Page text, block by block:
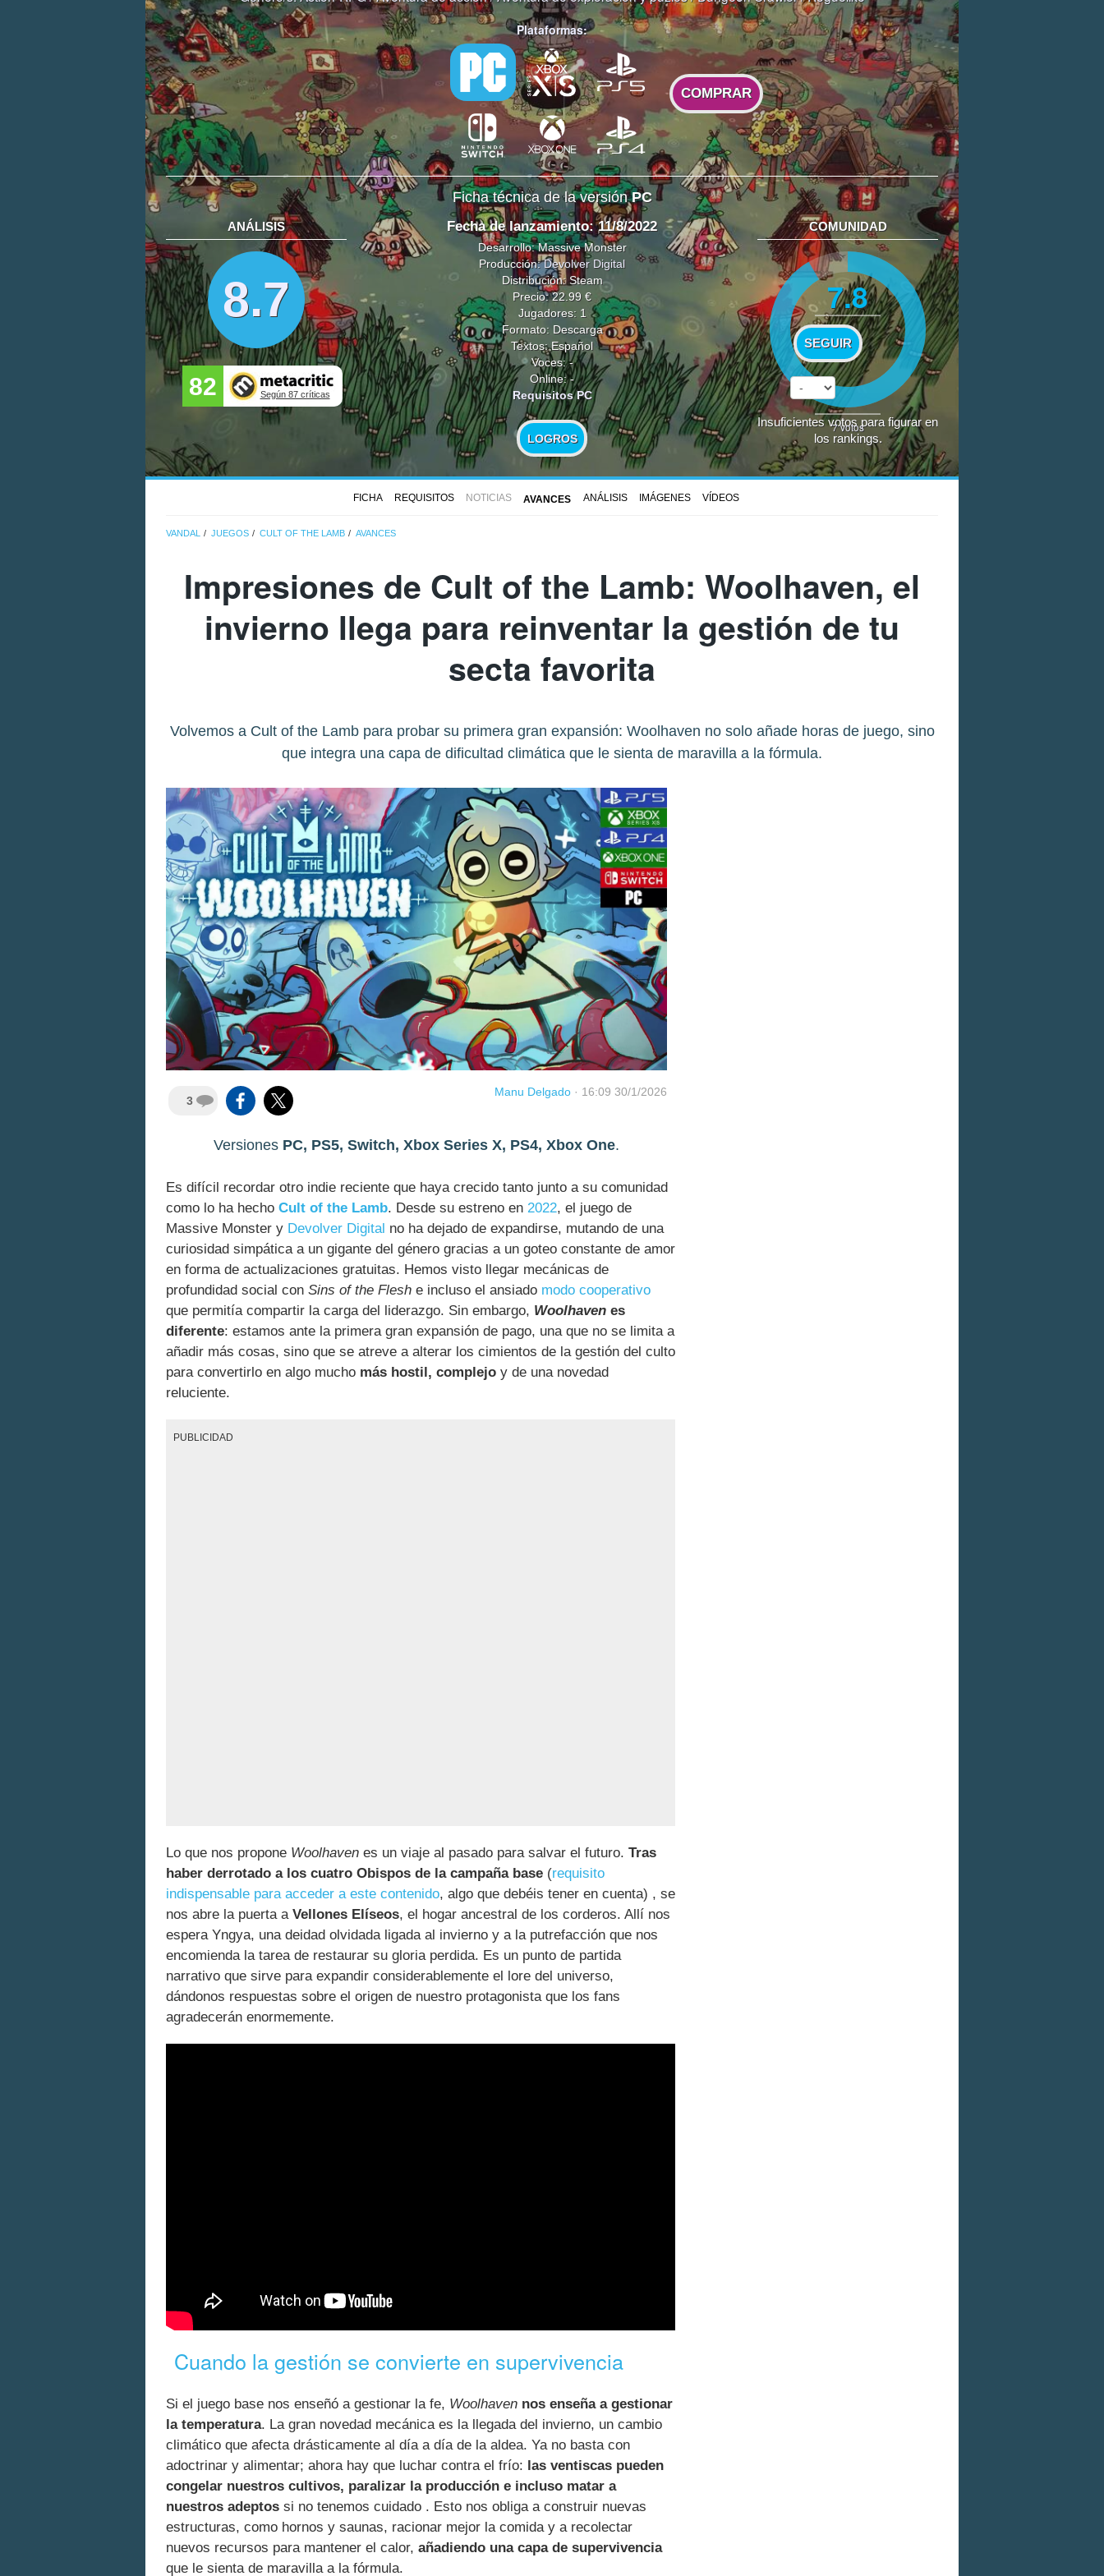
Plataformas:
COMPRAR
Ficha técnica de la versiónPC
ANÁLISIS
8.7
82 Según 87 críticas
Fecha de lanzamiento: 11/8/2022
Desarrollo: Massive Monster
Producción:Devolver Digital
Distribución: Steam
Precio: 22.99 €
Jugadores: 1
Formato: Descarga
Textos: Español
Voces: -
Online: -
Requisitos PC
LOGROS
COMUNIDAD
7.8
SEGUIR
7votos
Insuficientes votos para figurar en
los rankings.
FICHA REQUISITOS NOTICIAS AVANCES ANÁLISIS IMÁGENES VÍDEOS
VANDAL JUEGOS CULT OF THE LAMB AVANCES
Impresiones de Cult of the Lamb: Woolhaven, el
invierno llega para reinventar la gestión de tu
secta favorita
Volvemos a Cult of the Lamb para probar su primera gran expansión: Woolhaven no solo añade horas de juego, sino
que integra una capa de dificultad climática que le sienta de maravilla a la fórmula.
3
Manu Delgado · 16:09 30/1/2026
Versiones PC, PS5, Switch, Xbox Series X, PS4, Xbox One.
Es difícil recordar otro indie reciente que haya crecido tanto junto a su comunidad
como lo ha hecho Cult of the Lamb. Desde su estreno en 2022, el juego de
Massive Monster y Devolver Digital no ha dejado de expandirse, mutando de una
curiosidad simpática a un gigante del género gracias a un goteo constante de amor
en forma de actualizaciones gratuitas. Hemos visto llegar mecánicas de
profundidad social con Sins of the Flesh e incluso el ansiado modo cooperativo
que permitía compartir la carga del liderazgo. Sin embargo, Woolhaven es
diferente: estamos ante la primera gran expansión de pago, una que no se limita a
añadir más cosas, sino que se atreve a alterar los cimientos de la gestión del culto
para convertirlo en algo mucho más hostil, complejo y de una novedad
reluciente.
PUBLICIDAD
Lo que nos propone Woolhaven es un viaje al pasado para salvar el futuro. Tras
haber derrotado a los cuatro Obispos de la campaña base (requisito
indispensable para acceder a este contenido, algo que debéis tener en cuenta) , se
nos abre la puerta a Vellones Elíseos, el hogar ancestral de los corderos. Allí nos
espera Yngya, una deidad olvidada ligada al invierno y a la putrefacción que nos
encomienda la tarea de restaurar su gloria perdida. Es un punto de partida
narrativo que sirve para expandir considerablemente el lore del universo,
dándonos respuestas sobre el origen de nuestro protagonista que los fans
agradecerán enormemente.
Cuando la gestión se convierte en supervivencia
Si el juego base nos enseñó a gestionar la fe, Woolhaven nos enseña a gestionar
la temperatura. La gran novedad mecánica es la llegada del invierno, un cambio
climático que afecta drásticamente al día a día de la aldea. Ya no basta con
adoctrinar y alimentar; ahora hay que luchar contra el frío: las ventiscas pueden
congelar nuestros cultivos, paralizar la producción e incluso matar a
nuestros adeptos si no tenemos cuidado . Esto nos obliga a construir nuevas
estructuras, como hornos y saunas, racionar mejor la comida y a recolectar
nuevos recursos para mantener el calor, añadiendo una capa de supervivencia
que le sienta de maravilla a la fórmula.